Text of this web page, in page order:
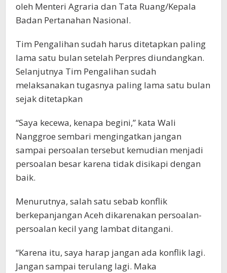
oleh Menteri Agraria dan Tata Ruang/Kepala
Badan Pertanahan Nasional.
Tim Pengalihan sudah harus ditetapkan paling
lama satu bulan setelah Perpres diundangkan.
Selanjutnya Tim Pengalihan sudah
melaksanakan tugasnya paling lama satu bulan
sejak ditetapkan
“Saya kecewa, kenapa begini,” kata Wali
Nanggroe sembari mengingatkan jangan
sampai persoalan tersebut kemudian menjadi
persoalan besar karena tidak disikapi dengan
baik.
Menurutnya, salah satu sebab konflik
berkepanjangan Aceh dikarenakan persoalan-
persoalan kecil yang lambat ditangani.
“Karena itu, saya harap jangan ada konflik lagi.
Jangan sampai terulang lagi. Maka